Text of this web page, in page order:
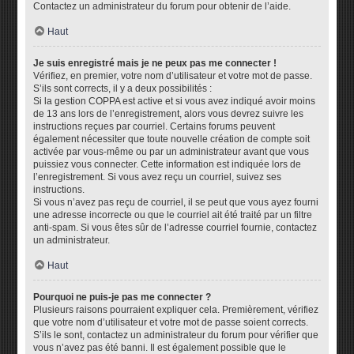
Contactez un administrateur du forum pour obtenir de l’aide.
Haut
Je suis enregistré mais je ne peux pas me connecter !
Vérifiez, en premier, votre nom d’utilisateur et votre mot de passe.
S’ils sont corrects, il y a deux possibilités :
Si la gestion COPPA est active et si vous avez indiqué avoir moins
de 13 ans lors de l’enregistrement, alors vous devrez suivre les
instructions reçues par courriel. Certains forums peuvent
également nécessiter que toute nouvelle création de compte soit
activée par vous-même ou par un administrateur avant que vous
puissiez vous connecter. Cette information est indiquée lors de
l’enregistrement. Si vous avez reçu un courriel, suivez ses
instructions.
Si vous n’avez pas reçu de courriel, il se peut que vous ayez fourni
une adresse incorrecte ou que le courriel ait été traité par un filtre
anti-spam. Si vous êtes sûr de l’adresse courriel fournie, contactez
un administrateur.
Haut
Pourquoi ne puis-je pas me connecter ?
Plusieurs raisons pourraient expliquer cela. Premièrement, vérifiez
que votre nom d’utilisateur et votre mot de passe soient corrects.
S’ils le sont, contactez un administrateur du forum pour vérifier que
vous n’avez pas été banni. Il est également possible que le